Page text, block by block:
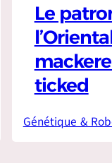
Le
ticked
Génétique &